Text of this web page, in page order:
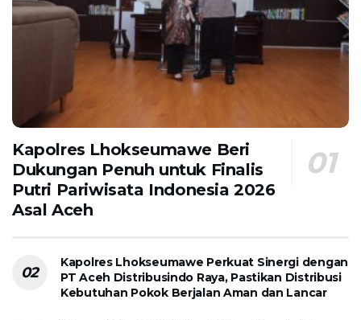
Kapolres Lhokseumawe Beri
Dukungan Penuh untuk Finalis
Putri Pariwisata Indonesia 2026
Asal Aceh
Kapolres Lhokseumawe Perkuat Sinergi dengan
PT Aceh Distribusindo Raya, Pastikan Distribusi
Kebutuhan Pokok Berjalan Aman dan Lancar